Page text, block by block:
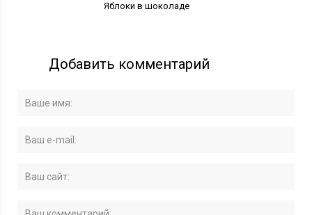
Яблоки в шоколаде
Добавить комментарий